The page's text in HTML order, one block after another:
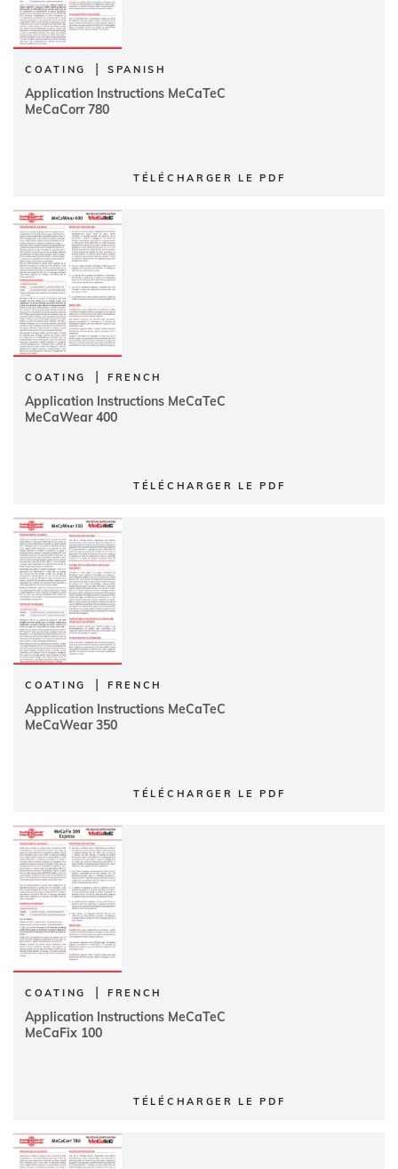
COATING | SPANISH
Application Instructions MeCaTeC
MeCaCorr 780
TÉLÉCHARGER LE PDF
COATING | FRENCH
Application Instructions MeCaTeC
MeCaWear 400
TÉLÉCHARGER LE PDF
COATING | FRENCH
Application Instructions MeCaTeC
MeCaWear 350
TÉLÉCHARGER LE PDF
COATING | FRENCH
Application Instructions MeCaTeC
MeCaFix 100
TÉLÉCHARGER LE PDF